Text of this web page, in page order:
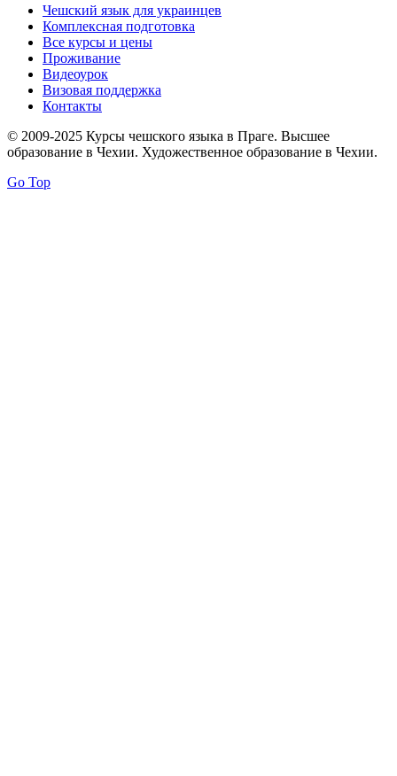
Чешский язык для украинцев
Комплексная подготовка
Все курсы и цены
Проживание
Видеоурок
Визовая поддержка
Контакты
© 2009-2025 Курсы чешского языка в Праге. Высшее
образование в Чехии. Художественное образование в Чехии.
Go Top